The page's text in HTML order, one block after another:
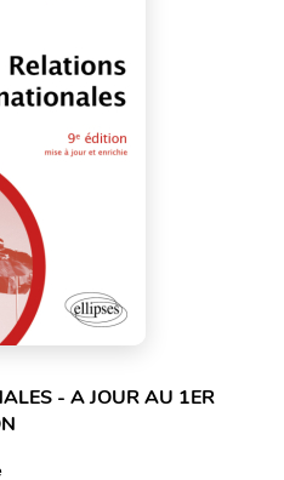
- A JOUR AU 1ER